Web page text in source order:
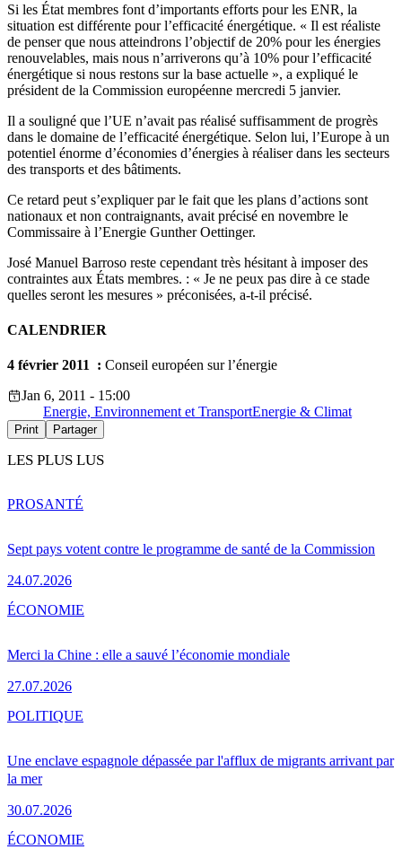
Si les État membres font d’importants efforts pour les ENR, la
situation est différente pour l’efficacité énergétique. « Il est réaliste
de penser que nous atteindrons l’objectif de 20% pour les énergies
renouvelables, mais nous n’arriverons qu’à 10% pour l’efficacité
énergétique si nous restons sur la base actuelle », a expliqué le
président de la Commission européenne mercredi 5 janvier.
Il a souligné que l’UE n’avait pas réalisé suffisamment de progrès
dans le domaine de l’efficacité énergétique. Selon lui, l’Europe à un
potentiel énorme d’économies d’énergies à réaliser dans les secteurs
des transports et des bâtiments.
Ce retard peut s’expliquer par le fait que les plans d’actions sont
nationaux et non contraignants, avait précisé en novembre le
Commissaire à l’Energie Gunther Oettinger.
José Manuel Barroso reste cependant très hésitant à imposer des
contraintes aux États membres. : « Je ne peux pas dire à ce stade
quelles seront les mesures » préconisées, a-t-il précisé.
CALENDRIER
4 février 2011 : Conseil européen sur l’énergie
Jan 6, 2011 - 15:00
Energie, Environnement et TransportEnergie & Climat
Print Partager
LES PLUS LUS
Sept pays votent contre le programme de santé de la Commission
24.07.2026
PROSANTÉ
Merci la Chine : elle a sauvé l’économie mondiale
27.07.2026
ÉCONOMIE
Une enclave espagnole dépassée par l'afflux de migrants arrivant par
la mer
30.07.2026
POLITIQUE
ÉCONOMIE